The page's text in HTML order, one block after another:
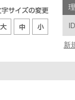
ID
新